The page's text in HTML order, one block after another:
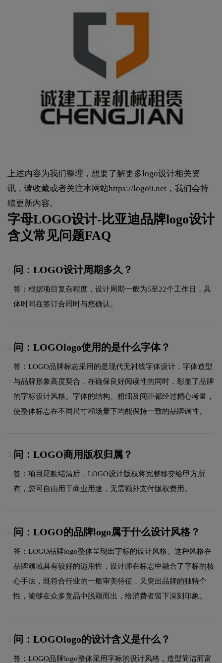
上述内容为我们整理，想要了解更多logo设计相关资
讯，请收藏或者关注本网站https://logo9.net ，我们会持
续更新内容。
字母LOGO设计-比亚迪品牌logo设计
含义常见问题FAQ
问：LOGO设计周期多久？
答：根据项目复杂程度，设计周期一般为5至22个工作日，具
体时间在签订合同时与您确认。
2. 问：LOGOlogo使用的是什么字体？
答：LOGO品牌标志采用的是现代无衬线字体设计，字体造型
与品牌形象高度契合，在确保良好阅读性的同时，彰显了品牌
的字标设计风格。字体的结构、粗细及间距都经过精心考量，
使整体标志在不同尺寸和场景下均能保持一致的品牌调性。
3. 问：LOGO商用版权归属？
答：项目尾款结清后，LOGO设计版权将完整移交给甲方所
有，您可自由用于商业用途，无需额外支付版权费用。
4. 问：LOGO的品牌logo属于什么设计风格？
答：LOGO品牌logo整体呈现出字标的设计风格。这种风格在
品牌领域具有较好的适用性，设计师在标志中融合了字标的核
心手法，既符合行业的一般审美特征，又突出品牌的独特个
性，能够在众多竞品中脱颖而出，给消费者留下深刻印象。
5. 问：LOGOlogo的设计含义是什么？
答：LOGO品牌logo整体采用字标的设计风格，造型简洁而富